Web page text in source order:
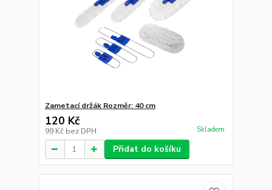
Zametací držák Rozměr: 40 cm
120 Kč
99 Kč bez DPH Skladem
Přidat do košíku